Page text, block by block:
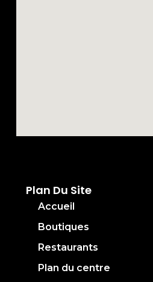
Plan Du Site
Accueil
Boutiques
Restaurants
Plan du centre